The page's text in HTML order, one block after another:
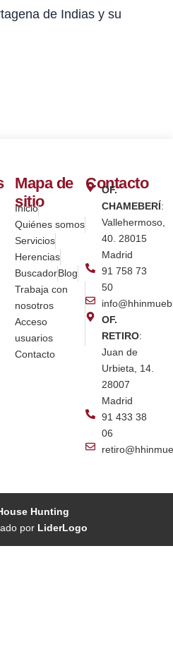
de Indias y su
Mapa de
sitio
Inicio
Quiénes somos
Servicios
Herencias
BuscadorBlog
Trabaja con
nosotros
Acceso
usuarios
Contacto
Contacto
OF.
CHAMEBERÍ:
Vallehermoso,
40. 28015
Madrid
91 758 73
50
OF.
RETIRO:
Juan de
Urbieta, 14.
28007
Madrid
91 433 38
06
Hunting
porLiderLogo